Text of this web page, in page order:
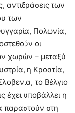
αντιδράσεις των
των
Πολωνία,
οι
χωρών – μεταξύ
η Κροατία,
το Βέλγιο
έχει υποβάλλει η
παραστούν στη